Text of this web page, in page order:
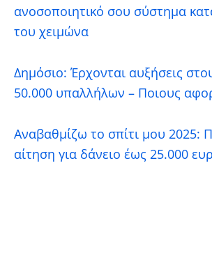
ανοσοποιητικό σου σύστημα
του χειμώνα
Δημόσιο: Έρχονται αυξήσεις
50.000 υπαλλήλων – Ποιους
Αναβαθμίζω το σπίτι μου 2025:
αίτηση για δάνειο έως 25.000